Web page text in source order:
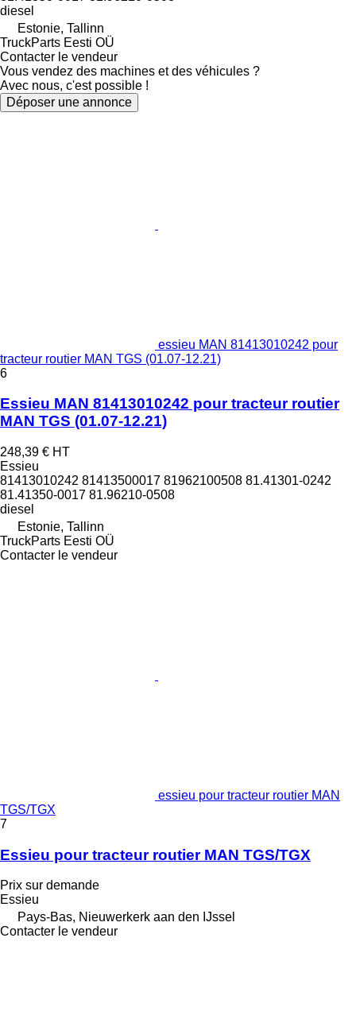
diesel
Estonie, Tallinn
TruckParts Eesti OÜ
Contacter le vendeur
Vous vendez des machines et des véhicules ?
Avec nous, c'est possible !
Déposer une annonce
essieu MAN 81413010242 pour
tracteur routier MAN TGS (01.07-12.21)
6
Essieu MAN 81413010242 pour tracteur routier
MAN TGS (01.07-12.21)
248,39 € HT
Essieu
81413010242 81413500017 81962100508 81.41301-0242
81.41350-0017 81.96210-0508
diesel
Estonie, Tallinn
TruckParts Eesti OÜ
Contacter le vendeur
essieu pour tracteur routier MAN
TGS/TGX
7
Essieu pour tracteur routier MAN TGS/TGX
Prix sur demande
Essieu
Pays-Bas, Nieuwerkerk aan den IJssel
Contacter le vendeur